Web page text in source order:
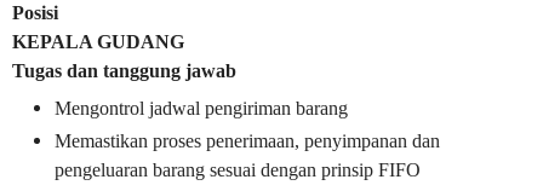
Posisi
KEPALA GUDANG
Tugas dan tanggung jawab
Mengontrol jadwal pengiriman barang
Memastikan proses penerimaan, penyimpanan dan
pengeluaran barang sesuai dengan prinsip FIFO